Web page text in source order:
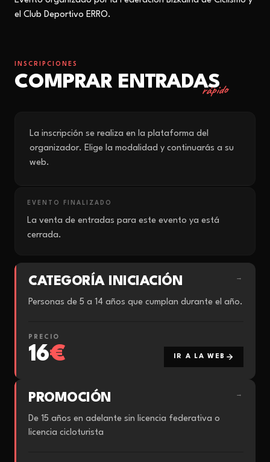
el Club Deportivo ERRO.
INSCRIPCIONES
COMPRAR ENTRADAS
rápido
La inscripción se realiza en la plataforma del
organizador. Elige la modalidad y continuarás a su
web.
EVENTO FINALIZADO
La venta de entradas para este evento ya está
cerrada.
CATEGORÍA INICIACIÓN →
Personas de 5 a 14 años que cumplan durante el año.
PRECIO
16€ IR A LA WEB
PROMOCIÓN →
De 15 años en adelante sin licencia federativa o
licencia cicloturista